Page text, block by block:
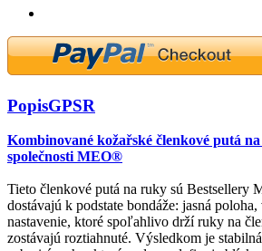
PopisGPSR
Kombinované kožařské členkové putá
společnosti MEO®
Tieto členkové putá na ruky sú Bestsellery
dostávajú k podstate bondáže: jasná
nastavenie, ktoré spoľahlivo drží ruky na
zostávajú roztiahnuté. Výsledkom je